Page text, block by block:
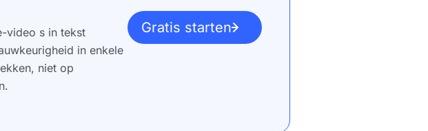
video s in tekst
in enkele
niet op
Gratis starten